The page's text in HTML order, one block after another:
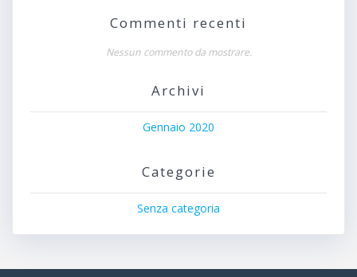
Commenti recenti
Nessun commento da mostrare.
Archivi
Gennaio 2020
Categorie
Senza categoria